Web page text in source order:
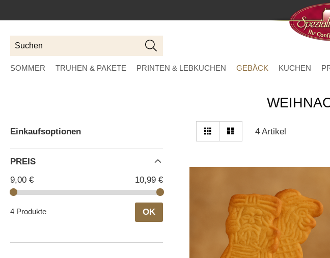
Suchen
SOMMER TRUHEN & PAKETE PRINTEN & LEBKUCHEN GEBÄCK KUCHEN
Einkaufsoptionen
PREIS
9,00 €
10,99 €
4 Produkte OK
Anzeigen
als
Tabelle 4Artikel